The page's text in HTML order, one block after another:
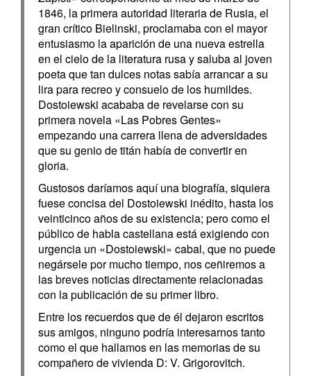
1846, la primera autoridad literaria de Rusia, el
gran crítico Bielinski, proclamaba con el mayor
entusiasmo la aparición de una nueva estrella
en el cielo de la literatura rusa y saluba al joven
poeta que tan dulces notas sabía arrancar a su
lira para recreo y consuelo de los humildes.
Dostoiewski acababa de revelarse con su
primera novela «Las Pobres Gentes»
empezando una carrera llena de adversidades
que su genio de titán había de convertir en
gloria.
Gustosos daríamos aquí una biografía, siquiera
fuese concisa del Dostoiewski inédito, hasta los
veinticinco años de su existencia; pero como el
público de habla castellana está exigiendo con
urgencia un «Dostoiewski» cabal, que no puede
negársele por mucho tiempo, nos ceñiremos a
las breves noticias directamente relacionadas
con la publicación de su primer libro.
Entre los recuerdos que de él dejaron escritos
sus amigos, ninguno podría interesarnos tanto
como el que hallamos en las memorias de su
compañero de vivienda D: V. Grigorovitch.